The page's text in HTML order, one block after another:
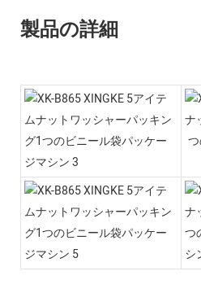
製品の詳細